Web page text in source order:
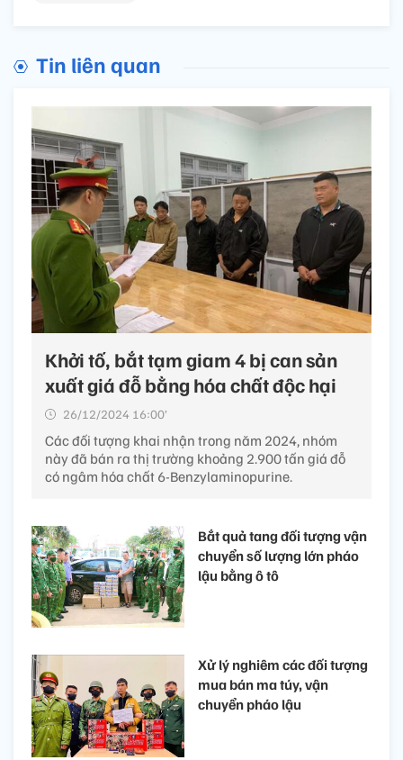
Tin liên quan
Khởi tố, bắt tạm giam 4 bị can sản
xuất giá đỗ bằng hóa chất độc hại
26/12/2024 16:00’
Các đối tượng khai nhận trong năm 2024, nhóm
này đã bán ra thị trường khoảng 2.900 tấn giá đỗ
có ngâm hóa chất 6-Benzylaminopurine.
Bắt quả tang đối tượng vận
chuyển số lượng lớn pháo
lậu bằng ô tô
Xử lý nghiêm các đối tượng
mua bán ma túy, vận
chuyển pháo lậu